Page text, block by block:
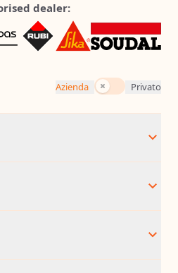
dealer:
Azienda Tasse incluse
Privato